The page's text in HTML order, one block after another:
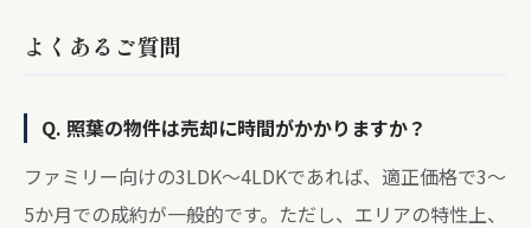
よくあるご質問
Q. 照葉の物件は売却に時間がかかりますか？
ファミリー向けの3LDK〜4LDKであれば、適正価格で3〜
5か月での成約が一般的です。ただし、エリアの特性上、